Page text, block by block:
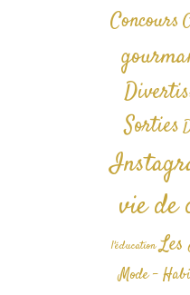
Concours
Sorties
vie de
l'éducation
Mode -